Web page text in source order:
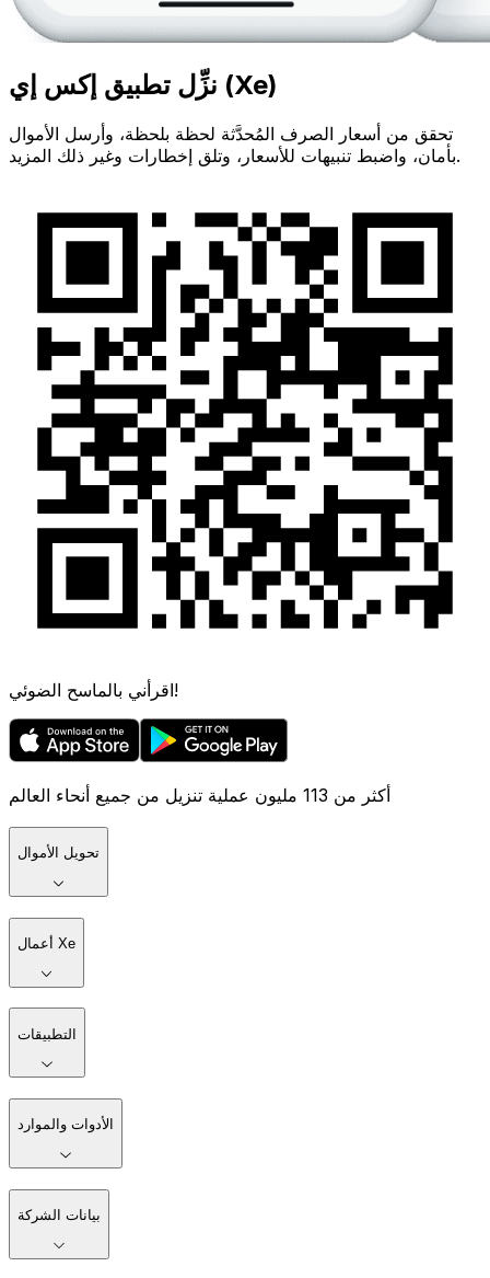
نزِّل تطبيق إكس إي (Xe)
تحقق من أسعار الصرف المُحدَّثة لحظة بلحظة، وأرسل الأموال
بأمان، واضبط تنبيهات للأسعار، وتلق إخطارات وغير ذلك المزيد.
اقرأني بالماسح الضوئي!
أكثر من 113 مليون عملية تنزيل من جميع أنحاء العالم
تحويل الأموال
أعمال Xe
التطبيقات
الأدوات والموارد
بيانات الشركة